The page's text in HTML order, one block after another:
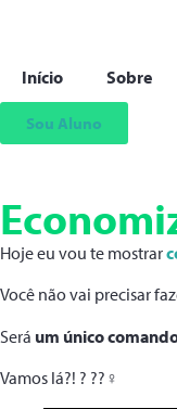
Início Sobre
Sou Aluno
Hoje eu vou te mostrar
Você não vai precisar
Será um único
Vamos lá?! ? ??‍♀️